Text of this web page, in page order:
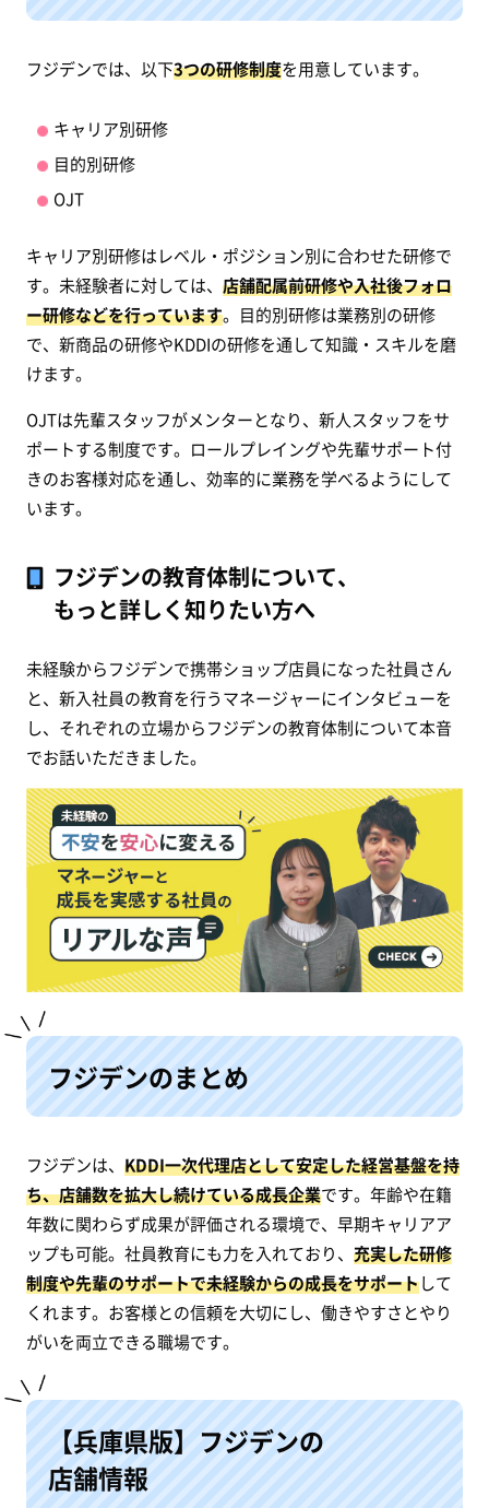
フジデンでは、以下3つの研修制度を用意しています。
キャリア別研修
目的別研修
OJT
キャリア別研修はレベル・ポジション別に合わせた研修で
す。未経験者に対しては、 店舗配属前研修や入社後フォロ
ー研修などを行っています。目的別研修は業務別の研修
で、新商品の研修やKDDIの研修を通して知識・スキルを磨
けます。
OJTは先輩スタッフがメンターとなり、新人スタッフをサ
ポートする制度です。ロールプレイングや先輩サポート付
きのお客様対応を通し、効率的に業務を学べるようにして
います。
フジデンの教育体制について、
もっと詳しく知りたい方へ
未経験からフジデンで携帯ショップ店員になった社員さん
と、新入社員の教育を行うマネージャーにインタビューを
し、それぞれの立場からフジデンの教育体制について本音
でお話いただきました。
フジデンのまとめ
フジデンは、 KDDI一次代理店として安定した経営基盤を持
ち、店舗数を拡大し続けている成長企業です。年齢や在籍
年数に関わらず成果が評価される環境で、早期キャリアア
ップも可能。社員教育にも力を入れており、 充実した研修
制度や先輩のサポートで未経験からの成長をサポートして
くれます。お客様との信頼を大切にし、働きやすさとやり
がいを両立できる職場です。
【兵庫県版】フジデンの
店舗情報